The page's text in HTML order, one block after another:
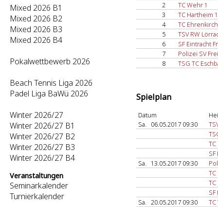
Mixed 2026 B1
Mixed 2026 B2
Mixed 2026 B3
Mixed 2026 B4
Pokalwettbewerb 2026
Beach Tennis Liga 2026
Padel Liga BaWü 2026
Winter 2026/27
Winter 2026/27 B1
Winter 2026/27 B2
Winter 2026/27 B3
Winter 2026/27 B4
Veranstaltungen
Seminarkalender
Turnierkalender
2
TC Wehr 1
3
TC Hartheim 1
4
TC
5
TSV RW
6
SF Eintracht
7
Polizei SV
8
TSG TC
Spielplan
Datum
Sa.
06.05.2017 09:30
Sa.
13.05.2017 09:30
Sa. 20.05.2017 09:30